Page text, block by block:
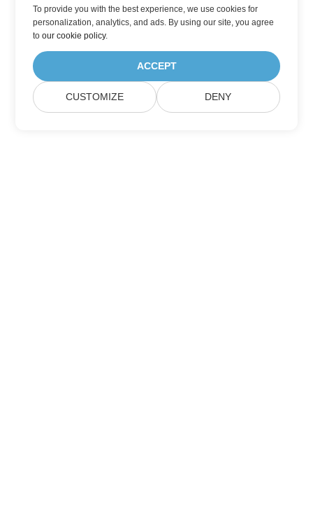
To provide you with the best experience, we use cookies for
personalization, analytics, and ads. By using our site, you agree
toour cookie policy.
ACCEPT
CUSTOMIZE DENY